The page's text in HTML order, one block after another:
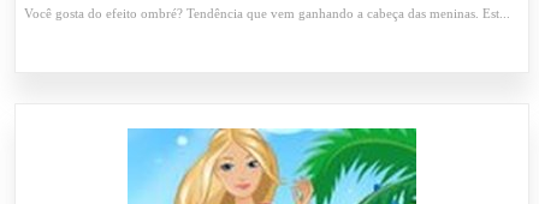
Você gosta do efeito ombré? Tendência que vem ganhando a cabeça das meninas. Est...